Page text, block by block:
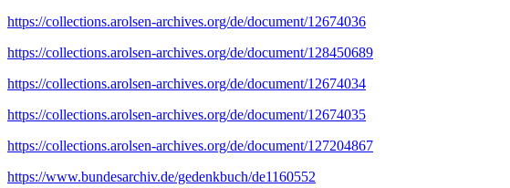
https://collections.arolsen-archives.org/de/document/12674036
https://collections.arolsen-archives.org/de/document/128450689
https://collections.arolsen-archives.org/de/document/12674034
https://collections.arolsen-archives.org/de/document/12674035
https://collections.arolsen-archives.org/de/document/127204867
https://www.bundesarchiv.de/gedenkbuch/de1160552